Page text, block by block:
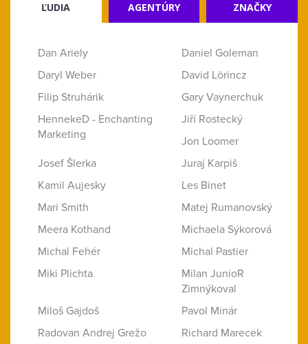
ĽUDIA AGENTÚRY ZNAČKY
Dan Ariely
Daniel Goleman
Daryl Weber
David Lörincz
Filip Struhárik
Gary Vaynerchuk
HennekeD - Enchanting
Marketing
Jiří Rostecký
Jon Loomer
Josef Šlerka
Juraj Karpiš
Kamil Aujesky
Les Binet
Mari Smith
Matej Rumanovský
Meera Kothand
Michaela Sýkorová
Michal Fehér
Michal Pastier
Miki Plichta
Milan JunioR
Zimnýkoval
Miloš Gajdoš
Pavol Minár
Radovan Andrej Grežo
Richard Marecek